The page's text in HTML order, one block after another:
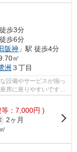
歩3分
歩6分
阪神 」駅 徒歩4分
㎡
洲 ３丁目
設備やサービスが揃っ
席に座りやすいです。
：7,000円 )
2ヶ月